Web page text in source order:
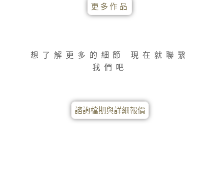
更多作品
想了解更多的細節 現在就聯繫
我們吧
諮詢檔期與詳細報價